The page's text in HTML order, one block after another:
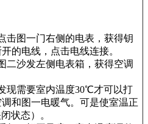
击图一门右侧的电表，获得钥
的电线，点击电线连接。
二沙发左侧电表箱，获得空调
现需要室内温度30℃才可以打
和图一电暖气。可是使室温正
状态）。